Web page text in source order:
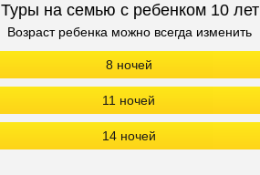
Туры на семью с ребенком 10 лет
Возраст ребенка можно всегда изменить
8 ночей
11 ночей
14 ночей